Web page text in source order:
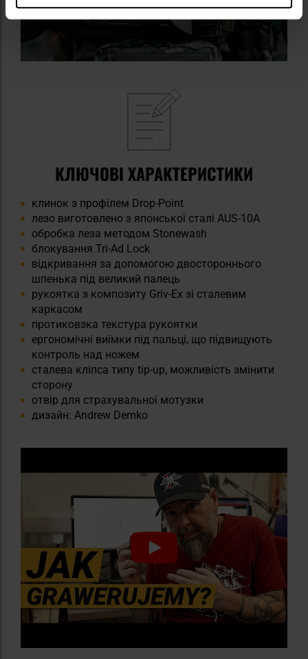
КЛЮЧОВІ ХАРАКТЕРИСТИКИ
клинок з профілем Drop-Point
лезо виготовлено з японської сталі AUS-10A
обробка леза методом Stonewash
блокування Tri-Ad Lock
відкривання за допомогою двостороннього
шпенька під великий палець
рукоятка з композиту Griv-Ex зі сталевим
каркасом
протиковзка текстура рукоятки
ергономічні виїмки під пальці, що підвищують
контроль над ножем
сталева кліпса типу tip-up, можливість змінити
сторону
отвір для страхувальної мотузки
дизайн: Andrew Demko